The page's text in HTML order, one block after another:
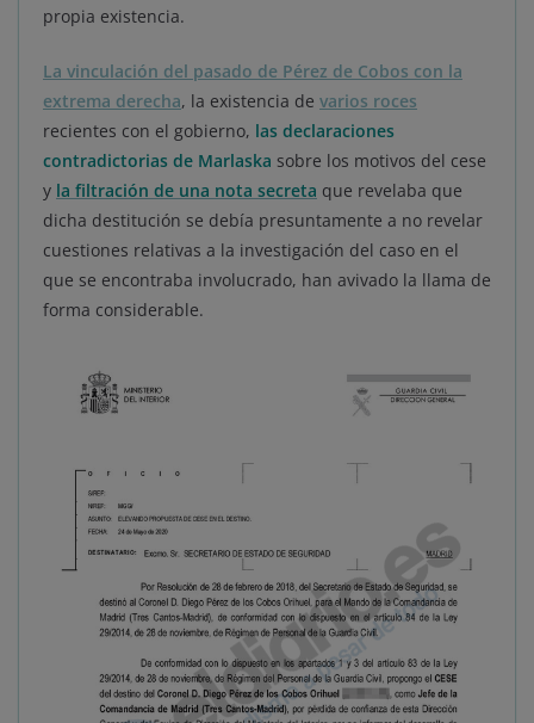
propia existencia.
La vinculación del pasado de Pérez de Cobos con la
extrema derecha, la existencia de varios roces
recientes con el gobierno, las declaraciones
contradictorias de Marlaska sobre los motivos del cese
y la filtración de una nota secreta que revelaba que
dicha destitución se debía presuntamente a no revelar
cuestiones relativas a la investigación del caso en el
que se encontraba involucrado, han avivado la llama de
forma considerable.